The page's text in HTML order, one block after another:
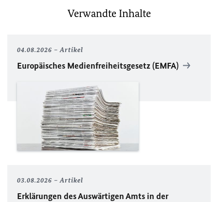
Verwandte Inhalte
04.08.2026 Artikel
Europäisches Medienfreiheitsgesetz (EMFA)
03.08.2026 Artikel
Erklärungen des Auswärtigen Amts in der